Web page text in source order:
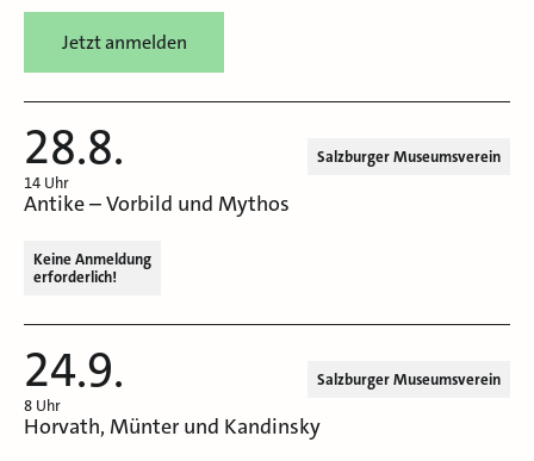
Jetzt anmelden
28.8.
14 Uhr
Salzburger Museumsverein
Antike – Vorbild und Mythos
Keine Anmeldung
erforderlich!
24.9.
8 Uhr
Salzburger Museumsverein
Horvath, Münter und Kandinsky